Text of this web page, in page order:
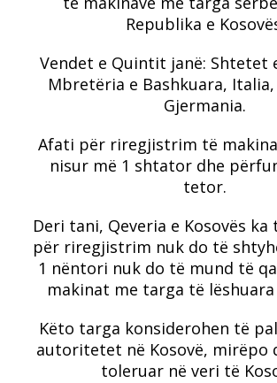
Republika e
Vendet e Quintit janë: Shtetet
Mbretëria e Bashkuara, Italia,
Gjermania.
Afati për riregjistrim të
nisur më 1 shtator dhe
tetor.
Deri tani, Qeveria e Kosovës
për riregjistrim nuk do të
1 nëntori nuk do të mund të
makinat me targa të lëshuara
Këto targa konsiderohen të
autoritetet në Kosovë, mirëpo
toleruar në veri të